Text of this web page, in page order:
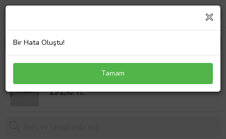
Lacivert Güneşin İçindeki Ay Leke Tutmaz Kadife
Kumaş Duvar Örtüsü Duvar Halısı Tapestry
Sepet Fiyatı
191,92 TL
Bir Hata Oluştu!
Tamam